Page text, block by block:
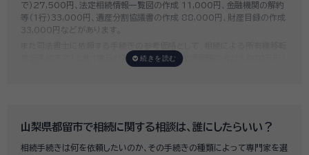
で）27,500円、法定相続情報一覧図の作成 11,000円、金融機関の解約
等（1行）33,000円、遺産分割協議書の作成 88,000円、財産目録の作成
33,000円などがあります。
登記手続きで「土地1筆及び建物1棟（固定資産評価額の合計1,000万円）
せると100万円近くかそれ以上費用がかかってしまう場合もあるなど、非
いい相続では、お客様ごとに必要な相続手続きを明らかにし、無料で見積
山梨県都留市で相続に関する相談は、誰にしたらいい？
相続手続きは何を依頼したいのか、その手続きの種類によって専門家を選